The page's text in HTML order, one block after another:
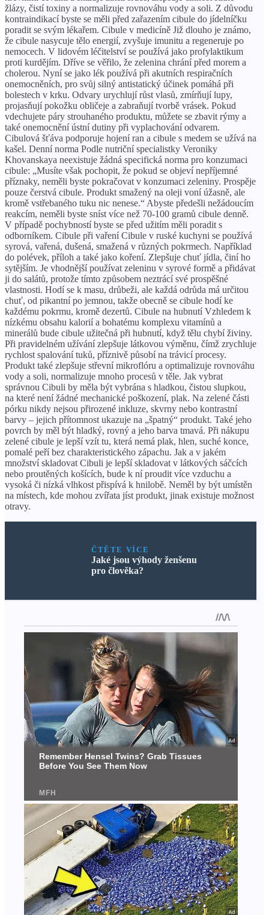
ČTĚTE VÍCE
Jaké jsou výhody ženšenu
pro člověka?